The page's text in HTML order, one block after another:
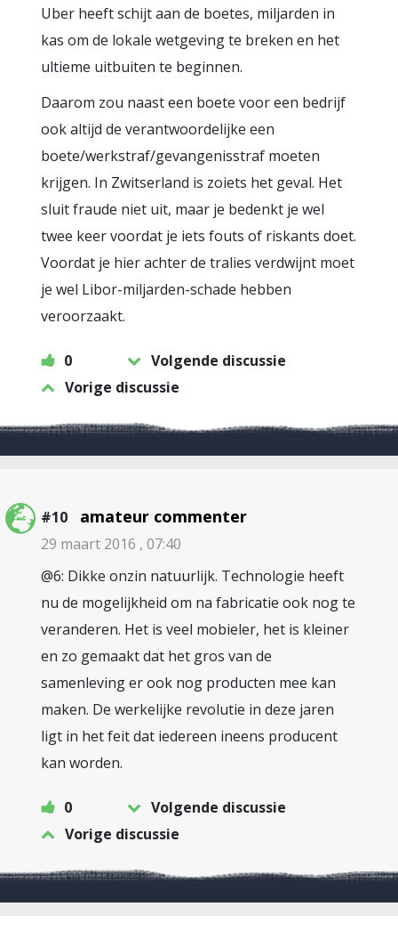
Uber heeft schijt aan de boetes, miljarden in
kas om de lokale wetgeving te breken en het
ultieme uitbuiten te beginnen.
Daarom zou naast een boete voor een bedrijf
ook altijd de verantwoordelijke een
boete/werkstraf/gevangenisstraf moeten
krijgen. In Zwitserland is zoiets het geval. Het
sluit fraude niet uit, maar je bedenkt je wel
twee keer voordat je iets fouts of riskants doet.
Voordat je hier achter de tralies verdwijnt moet
je wel Libor-miljarden-schade hebben
veroorzaakt.
0
Volgende discussie
Vorige discussie
#10 amateur commenter
29 maart 2016 , 07:40
@6: Dikke onzin natuurlijk. Technologie heeft
nu de mogelijkheid om na fabricatie ook nog te
veranderen. Het is veel mobieler, het is kleiner
en zo gemaakt dat het gros van de
samenleving er ook nog producten mee kan
maken. De werkelijke revolutie in deze jaren
ligt in het feit dat iedereen ineens producent
kan worden.
0
Volgende discussie
Vorige discussie